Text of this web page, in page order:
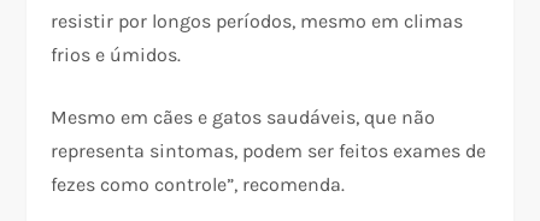
resistir por longos períodos, mesmo em climas
frios e úmidos.
Mesmo em cães e gatos saudáveis, que não
representa sintomas, podem ser feitos exames de
fezes como controle”, recomenda.